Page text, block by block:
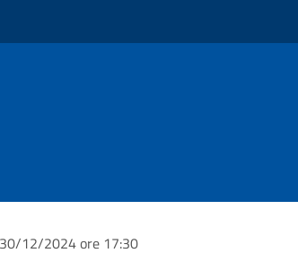
30/12/2024 ore 17:30